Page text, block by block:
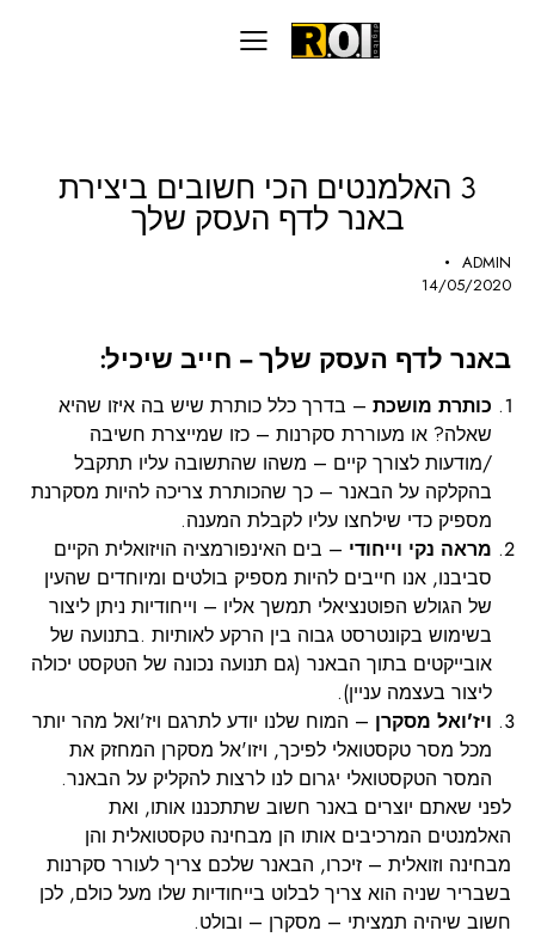
3 האלמנטים הכי חשובים ביצירת
באנר לדף העסק שלך
ADMIN
14/05/2020
באנר לדף העסק שלך – חייב שיכיל:
כותרת מושכת – בדרך כלל כותרת שיש בה איזו שהיא
שאלה? או מעוררת סקרנות – כזו שמייצרת חשיבה
/מודעות לצורך קיים – משהו שהתשובה עליו תתקבל
בהקלקה על הבאנר – כך שהכותרת צריכה להיות מסקרנת
מספיק כדי שילחצו עליו לקבלת המענה.
מראה נקי וייחודי – בים האינפורמציה הויזואלית הקיים
סביבנו, אנו חייבים להיות מספיק בולטים ומיוחדים שהעין
של הגולש הפוטנציאלי תמשך אליו – וייחודיות ניתן ליצור
בשימוש בקונטרסט גבוה בין הרקע לאותיות .בתנועה של
אובייקטים בתוך הבאנר (גם תנועה נכונה של הטקסט יכולה
ליצור בעצמה עניין).
ויז'ואל מסקרן – המוח שלנו יודע לתרגם ויז'ואל מהר יותר
מכל מסר טקסטואלי לפיכך, ויזו'אל מסקרן המחזק את
המסר הטקסטואלי יגרום לנו לרצות להקליק על הבאנר.
לפני שאתם יוצרים באנר חשוב שתתכננו אותו, ואת
האלמנטים המרכיבים אותו הן מבחינה טקסטואלית והן
מבחינה וזואלית – זיכרו, הבאנר שלכם צריך לעורר סקרנות
בשבריר שניה הוא צריך לבלוט בייחודיות שלו מעל כולם, לכן
חשוב שיהיה תמציתי – מסקרן – ובולט.